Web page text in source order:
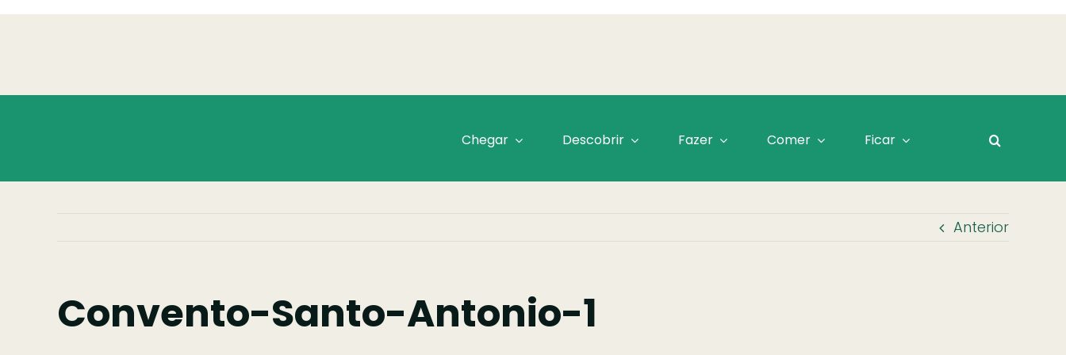
Skip
Chegar Descobrir Fazer Comer Ficar
Anterior
Convento-Santo-Antonio-1